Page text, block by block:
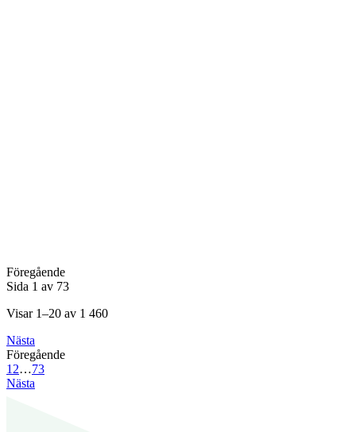
Föregående
Sida 1 av 73
Visar 1–20 av 1 460
Nästa
Föregående
12…73
Nästa